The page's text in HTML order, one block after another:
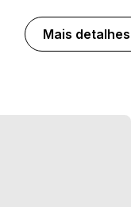
Mais detalhes